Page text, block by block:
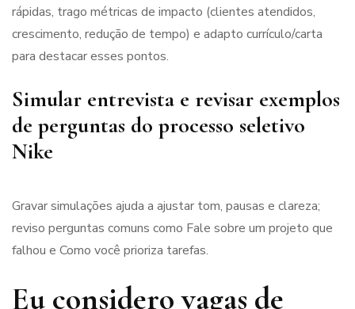
rápidas, trago métricas de impacto (clientes atendidos,
crescimento, redução de tempo) e adapto currículo/carta
para destacar esses pontos.
Simular entrevista e revisar exemplos
de perguntas do processo seletivo
Nike
Gravar simulações ajuda a ajustar tom, pausas e clareza;
reviso perguntas comuns como Fale sobre um projeto que
falhou e Como você prioriza tarefas.
Eu considero vagas de